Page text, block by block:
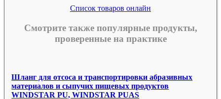
Список товаров онлайн
Смотрите также популярные продукты,
проверенные на практике
Шланг для отсоса и транспортировки абразивных
материалов и сыпучих пищевых продуктов
WINDSTAR PU, WINDSTAR PUAS